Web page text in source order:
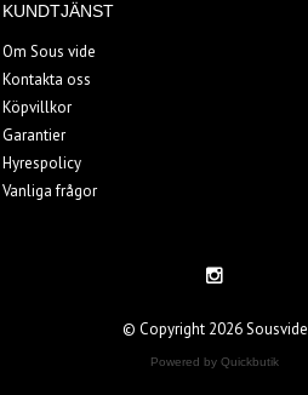
KUNDTJÄNST
Om Sous vide
Kontakta oss
Köpvillkor
Garantier
Hyrespolicy
Vanliga frågor
© Copyright 2026 Sousvide
Powered by Quickbutik